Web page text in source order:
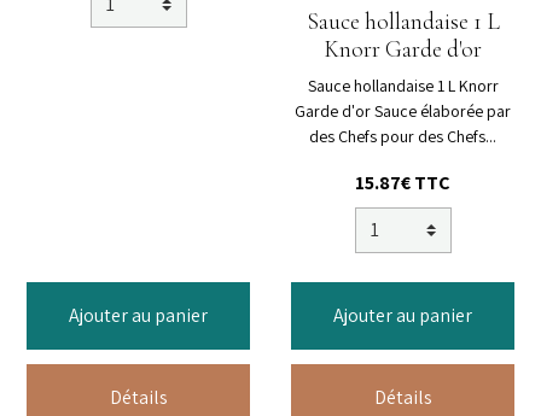
Ajouter au panier
Détails
Sauce hollandaise 1 L
Knorr Garde d'or
Sauce hollandaise 1 L Knorr
Garde d'or Sauce élaborée par
des Chefs pour des Chefs...
15.87€ TTC
Ajouter au panier
Détails